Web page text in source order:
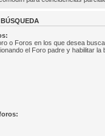
o Foros en los que desea
el Foro padre y habilitar